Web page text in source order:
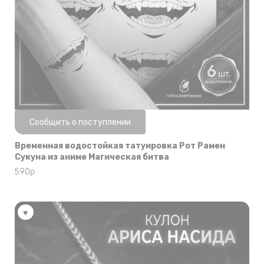
Нет в наличии
Сообщить о поступлении
Временная водостойкая татуировка Рот Рамен
Сукуна из аниме Магическая битва
590р.